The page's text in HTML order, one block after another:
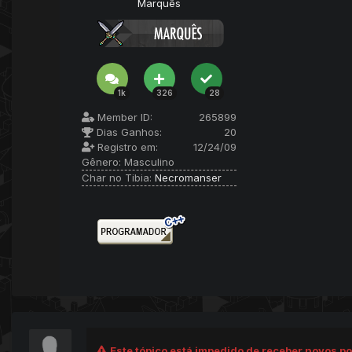
Marquês
1k 326 28
Member ID:
265899
Dias Ganhos:
20
Registro em:
12/24/09
Gênero: Masculino
Char no Tibia: Necromanser